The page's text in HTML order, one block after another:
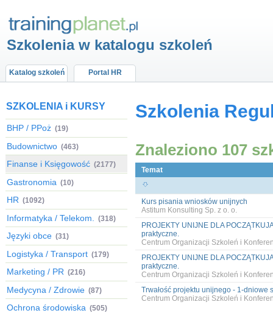
Szkolenia w katalogu szkoleń
Katalog szkoleń Portal HR
SZKOLENIA i KURSY
BHP / PPoż (19)
Budownictwo (463)
Finanse i Księgowość (2177)
Gastronomia (10)
HR (1092)
Informatyka / Telekom. (318)
Języki obce (31)
Logistyka / Transport (179)
Marketing / PR (216)
Medycyna / Zdrowie (87)
Ochrona środowiska (505)
Szkolenia
Znaleziono 107
Temat
Kurs pisania wniosków unijnych
Astitum Konsulting Sp. z o. o.
PROJEKTY UNIJNE DLA
praktyczne.
Centrum Organizacji Szkoleń i
PROJEKTY UNIJNE DLA
praktyczne.
Centrum Organizacji Szkoleń i
Trwałość projektu unijnego - 1-dniowe
Centrum Organizacji Szkoleń i